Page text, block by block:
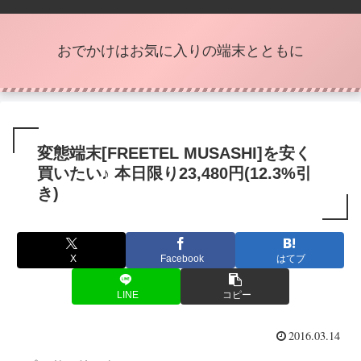
おでかけはお気に入りの端末とともに
変態端末[FREETEL MUSASHI]を安く
買いたい♪ 本日限り23,480円(12.3%引
き)
X Facebook はてブ
LINE コピー
2016.03.14